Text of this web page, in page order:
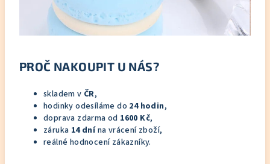
PROČ NAKOUPIT U NÁS?
skladem v ČR,
hodinky odesíláme do 24 hodin,
doprava zdarma od 1600 Kč,
záruka 14 dnína vrácení zboží,
reálné hodnocení zákazníky.